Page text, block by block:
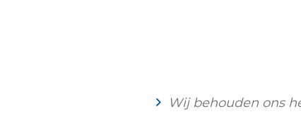
Wij behouden ons